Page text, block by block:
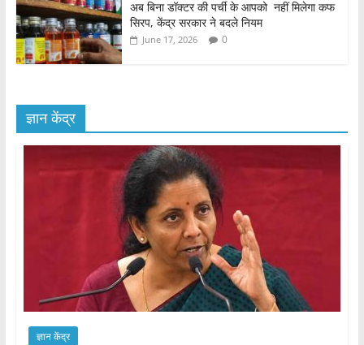
अब बिना डॉक्टर की पर्ची के आपको नहीं मिलेगा कफ
सिरप, केंद्र सरकार ने बदले नियम
June 17, 2026 0
ज्ञान केंद्र
ज्ञान केंद्र